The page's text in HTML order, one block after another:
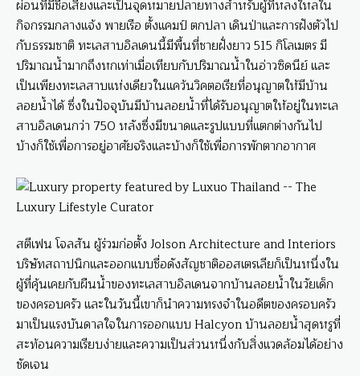
ผ่อนที่มีชื่อเสียงและเป็นจุดหมายปลายทางสำหรับผู้ที่หลงใหลใน
กิจกรรมกลางแจ้ง พายเรือ ตั้งแคมป์ ตกปลา เดินป่าและการฝังตัวไป
กับธรรมชาติ ทะเลสาบอิลเดนนี้มีพื้นที่ชายฝั่งยาว 515 กิโลเมตร มี
ปริมาณน้ำมากถึงหกเท่าเมื่อเทียบกับปริมาณน้ำในอ่าวซิดนีย์ และ
เป็นเพียงทะเลสาบแห่งเดียวในแคว้นวิคตอเรียที่อนุญาตให้มีบ้าน
ลอยน้ำได้ ซึ่งในปัจจุบันมีบ้านลอยน้ำที่ได้รับอนุญาตให้อยู่ในทะเล
สาบอิลเดนกว่า 750 หลังซึ่งมีขนาดและรูปแบบที่แตกต่างกันไป
บ้างก็ใช้เพื่อการอยู่อาศัยจริงและบ้างก็ใช้เพื่อการพักตากอากาศ
สตีเฟน โจลสัน ผู้ร่วมก่อตั้ง Jolson Architecture and Interiors
บริษัทสถาปนิกและออกแบบชื่อดังสัญชาติออสเตรเลียก็เป็นหนึ่งใน
ผู้ที่คุ้นเคยกับผืนน้ำของทะเลสาบอิลเดนจากบ้านลอยน้ำในวัยเด็ก
ของครอบครัว และในวันนี้เขาก็นำความทรงจำในอดีตของครอบครัว
มาเป็นแรงบันดาลใจในการออกแบบ Halcyon บ้านลอยน้ำสุดหรูที่
สะท้อนความเรียบง่ายและความเป็นส่วนหนึ่งกับสิ่งแวดล้อมได้อย่าง
ชัดเจน